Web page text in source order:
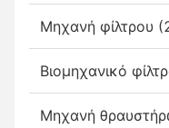
Μηχανή φίλτρου
Βιομηχανικό
Μηχανή